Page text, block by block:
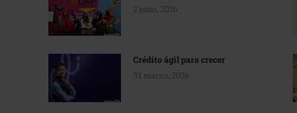
2 junio, 2026
Crédito ágil para crecer
31 marzo, 2026